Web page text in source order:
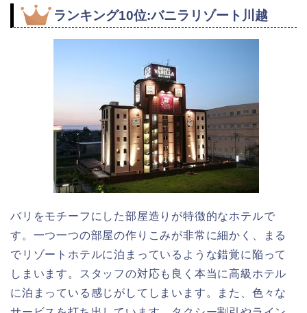
ランキング10位:バニラリゾート川越
バリをモチーフにした部屋造りが特徴的なホテルで
す。一つ一つの部屋の作りこみが非常に細かく、まる
でリゾートホテルに泊まっているような錯覚に陥って
しまいます。スタッフの対応も良く本当に高級ホテル
に泊まっている感じがしてしまいます。また、色々な